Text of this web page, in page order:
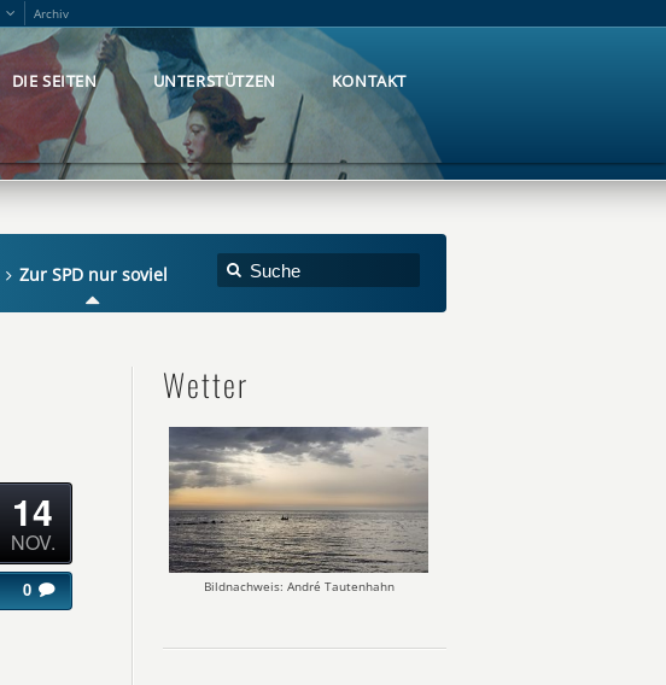
Archiv
DIE SEITEN UNTERSTÜTZEN KONTAKT
Zur SPD nur soviel
14
NOV.
0
Wetter
Bildnachweis: André Tautenhahn
Archiv
DIE SEITEN UNTERSTÜTZEN KONTAKT